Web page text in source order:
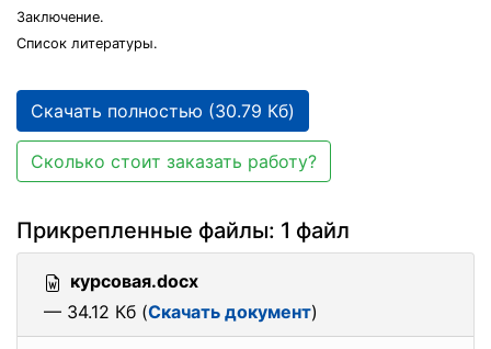
Заключение.
Список литературы.
Скачать полностью (30.79 Кб)
Сколько стоит заказать работу?
Прикрепленные файлы: 1 файл
курсовая.docx
— 34.12 Кб (Скачать документ)